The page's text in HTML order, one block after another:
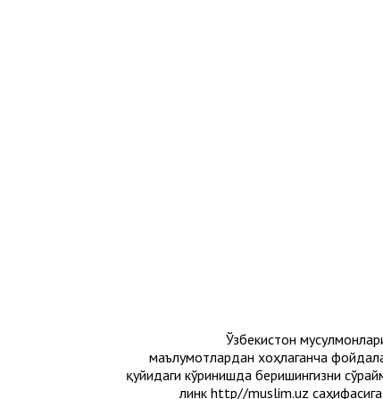
© 2016. Ўзбекистон
маълумотлардан хоҳлаганча
қуйидаги кўринишда беришингизни
линк http//muslim.uz саҳифасига